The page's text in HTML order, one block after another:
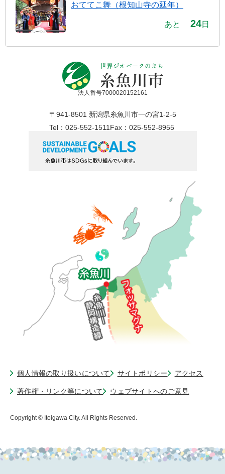
おててこ舞（根知山寺の延年）
あと 24日
法人番号7000020152161
〒941-8501 新潟県糸魚川市一の宮1-2-5
Tel：025-552-1511 Fax：025-552-8955
個人情報の取り扱いについて サイトポリシー アクセス
著作権・リンク等について ウェブサイトへのご意見
Copyright © Itoigawa City. All Rights Reserved.